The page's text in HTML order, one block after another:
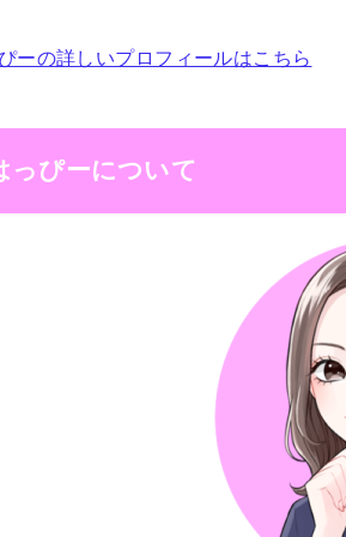
ーの詳しいプロフィールはこちら
っぴーについて